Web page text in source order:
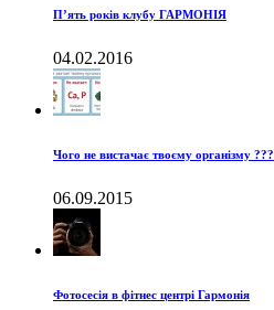
П’ять років клубу ГАРМОНІЯ
04.02.2016
Чого не вистачає твоєму організму ???
06.09.2015
Фотосесія в фітнес центрі Гармонія